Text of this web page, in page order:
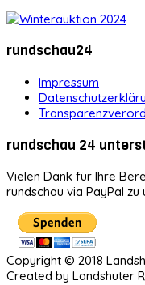
rundschau24
Impressum
rundschau 24
Vielen Dank für Ihre
rundschau via PayPal zu
Copyright © 2018
Created by Landshuter